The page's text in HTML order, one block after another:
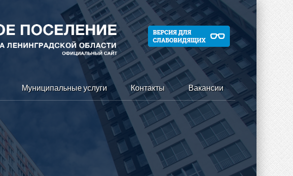
Муниципальные услуги Контакты Вакансии